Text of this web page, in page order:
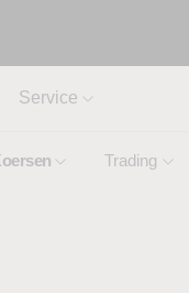
Trading
Service